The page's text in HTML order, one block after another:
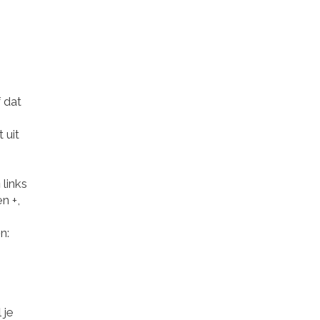
dat
uit
+,
je